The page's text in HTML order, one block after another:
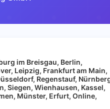
im Breisgau, Berlin,
Leipzig, Frankfurt am Main,
Regenstauf,
Siegen, Wienhausen, Kassel,
Münster, Erfurt, Online,